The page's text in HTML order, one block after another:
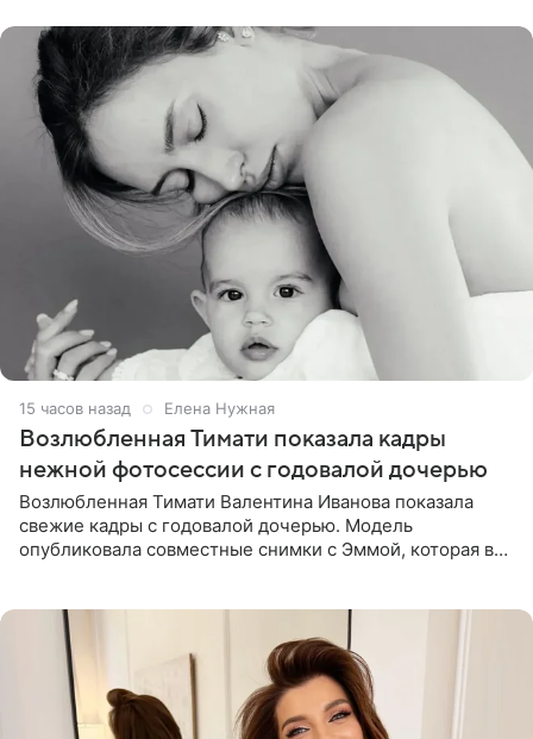
15 часов назад Елена Нужная
Возлюбленная Тимати показала кадры
нежной фотосессии с годовалой дочерью
Возлюбленная Тимати Валентина Иванова показала
свежие кадры с годовалой дочерью. Модель
опубликовала совместные снимки с Эммой, которая в